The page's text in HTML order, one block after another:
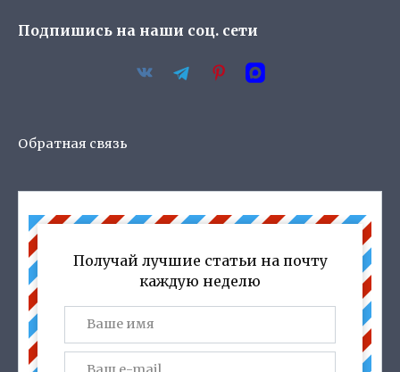
Подпишись на наши соц. сети
Обратная связь
Получай лучшие статьи на почту
каждую неделю